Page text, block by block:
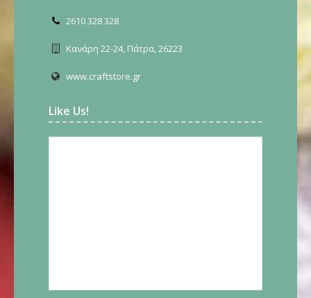
2610 328 328
Κανάρη 22-24, Πάτρα, 26223
www.craftstore.gr
Like Us!